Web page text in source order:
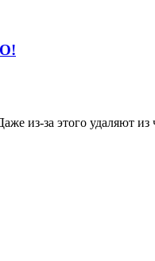
из-за этого удаляют